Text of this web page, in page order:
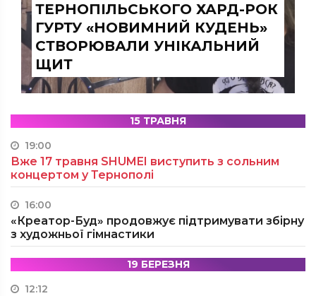
ТЕРНОПІЛЬСЬКОГО ХАРД-РОК
ГУРТУ «НОВИМНИЙ КУДЕНЬ»
СТВОРЮВАЛИ УНІКАЛЬНИЙ
ЩИТ
15 ТРАВНЯ
19:00
Вже 17 травня SHUMEI виступить з сольним
концертом у Тернополі
16:00
«Креатор-Буд» продовжує підтримувати збірну
з художньої гімнастики
19 БЕРЕЗНЯ
12:12